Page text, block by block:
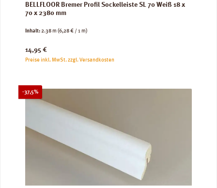
BELLFLOOR Bremer Profil Sockelleiste SL 70 Weiß 18 x
70 x 2380 mm
Inhalt:2.38 m (6,28 € / 1 m)
Regulärer Preis:
14,95 €
Preise inkl. MwSt. zzgl. Versandkosten
-37,5%Rabatt